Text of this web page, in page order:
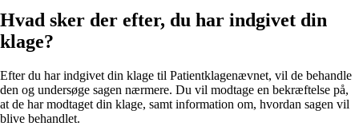
Hvad sker der efter, du har indgivet din
klage?
Efter du har indgivet din klage til Patientklagenævnet, vil de behandle
den og undersøge sagen nærmere. Du vil modtage en bekræftelse på,
at de har modtaget din klage, samt information om, hvordan sagen vil
blive behandlet.